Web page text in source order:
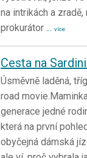
na intrikách a
prokurátor ... více
Cesta na
Úsměvně laděná,
road
generace jedné
která na první
obyčejná dámská